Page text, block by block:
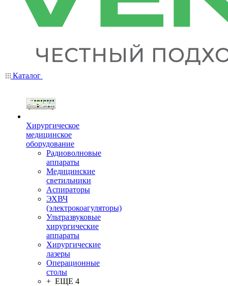
Каталог
Хирургическое
медицинское
оборудование
Радиоволновые
аппараты
Медицинские
светильники
Аспираторы
ЭХВЧ
(электрокоагуляторы)
Ультразвуковые
хирургические
аппараты
Хирургические
лазеры
Операционные
столы
+ ЕЩЕ 4